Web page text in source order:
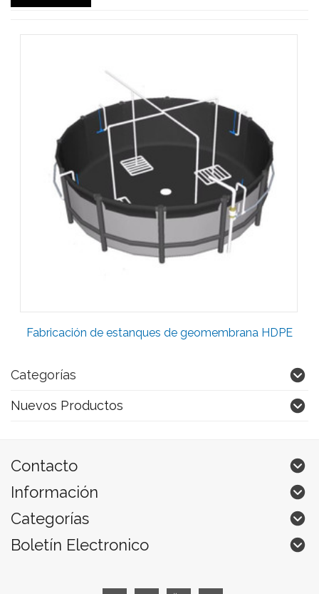
Fabricación de estanques de geomembrana HDPE
Categorías
Nuevos Productos
Contacto
Información
Categorías
Boletín Electronico